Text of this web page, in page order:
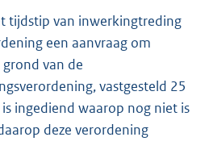
tijdstip van inwerkingtreding
een aanvraag om
van de
vastgesteld 25
ingediend waarop nog niet is
deze verordening